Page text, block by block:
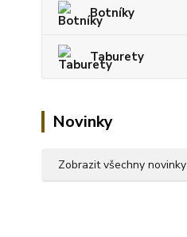
Botníky
Taburety
Novinky
Zobrazit všechny novinky